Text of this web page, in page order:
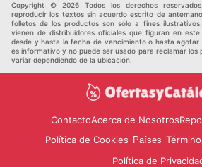
Copyright © 2026 Todos los derechos
reproducir los textos sin acuerdo escrito de
folletos de los productos son sólo a fines
vienen de distribuidores oficiales que figuran en
desde y hasta la fecha de vencimiento o hasta
es informativo y no puede ser usado para reclamar los
variar dependiendo de la ubicación.
ContactoAcerca de Nosotros
Política de Cookies Países
Política de